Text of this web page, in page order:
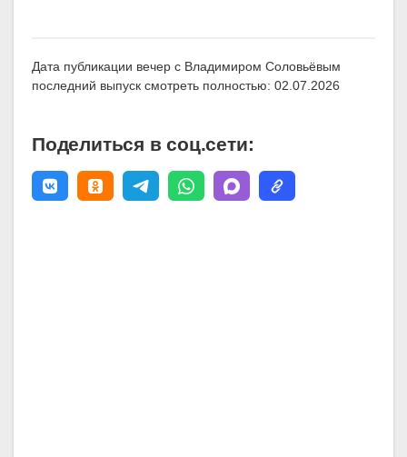
Дата публикации вечер с Владимиром Соловьёвым
последний выпуск смотреть полностью: 02.07.2026
Поделиться в соц.сети: